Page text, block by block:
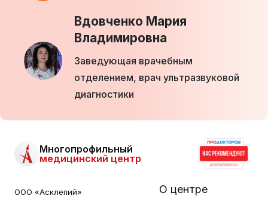
Вдовченко Мария
Владимировна
Заведующая врачебным
отделением, врач ультразвуковой
диагностики
Многопрофильный
медицинский центр
ООО «Асклепий»
О центре